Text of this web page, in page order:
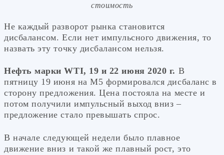
стоимость
Не каждый разворот рынка становится
дисбалансом. Если нет импульсного движения, то
назвать эту точку дисбалансом нельзя.
Нефть марки WTI, 19 и 22 июня 2020 г. В
пятницу 19 июня на М5 формировался дисбаланс в
сторону предложения. Цена постояла на месте и
потом получили импульсный выход вниз –
предложение стало превышать спрос.
В начале следующей недели было плавное
движение вниз и такой же плавный рост, это